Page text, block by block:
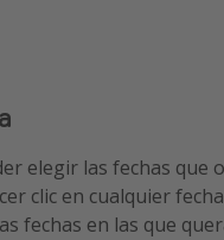
elegir las fechas que
clic en cualquier
fechas en las que